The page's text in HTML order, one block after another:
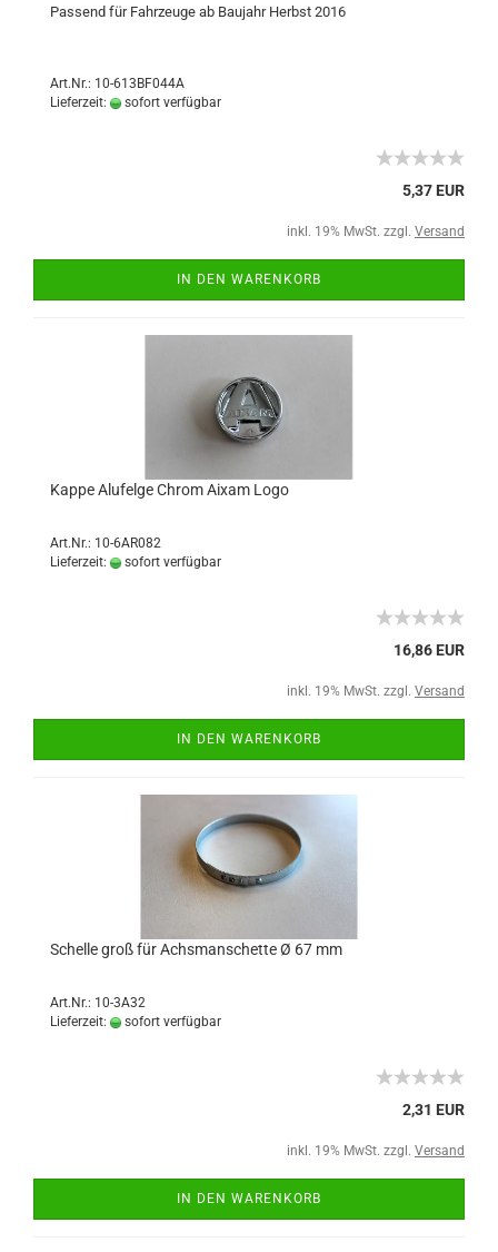
Passend für Fahrzeuge ab Baujahr Herbst 2016
Art.Nr.: 10-613BF044A
Lieferzeit:
sofort verfügbar
5,37 EUR
inkl. 19% MwSt. zzgl. Versand
IN DEN WARENKORB
Kappe Alufelge Chrom Aixam Logo
Art.Nr.: 10-6AR082
Lieferzeit:
sofort verfügbar
16,86 EUR
inkl. 19% MwSt. zzgl. Versand
IN DEN WARENKORB
Schelle groß für Achsmanschette Ø 67 mm
Art.Nr.: 10-3A32
Lieferzeit:
sofort verfügbar
2,31 EUR
inkl. 19% MwSt. zzgl. Versand
IN DEN WARENKORB